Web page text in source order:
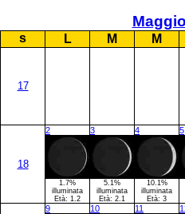
s L M M
17
18
2
1.7%
illuminata
Età: 1.2
3
5.1%
illuminata
Età: 2.1
4
10.1%
illuminata
Età: 3
5
9 10 11